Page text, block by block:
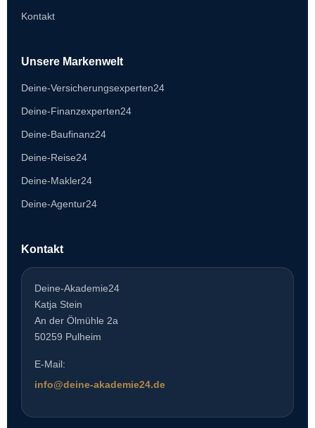
Kontakt
Unsere Markenwelt
Deine-Versicherungsexperten24
Deine-Finanzexperten24
Deine-Baufinanz24
Deine-Reise24
Deine-Makler24
Deine-Agentur24
Kontakt
Deine-Akademie24
Katja Stein
An der Ölmühle 2a
50259 Pulheim
E-Mail:
info@deine-akademie24.de